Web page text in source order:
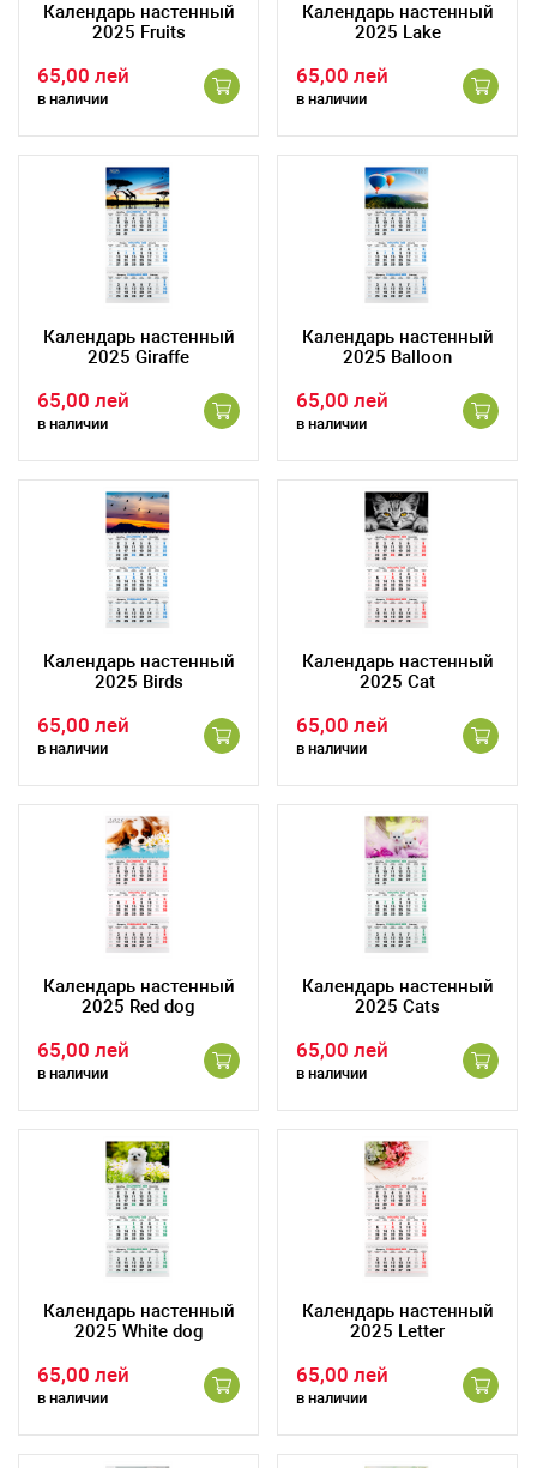
Календарь настенный
2025 Fruits
65,00 лей
в наличии
Календарь настенный
2025 Lake
65,00 лей
в наличии
Календарь настенный
2025 Giraffe
65,00 лей
в наличии
Календарь настенный
2025 Balloon
65,00 лей
в наличии
Календарь настенный
2025 Birds
65,00 лей
в наличии
Календарь настенный
2025 Cat
65,00 лей
в наличии
Календарь настенный
2025 Red dog
65,00 лей
в наличии
Календарь настенный
2025 Cats
65,00 лей
в наличии
Календарь настенный
2025 White dog
65,00 лей
в наличии
Календарь настенный
2025 Letter
65,00 лей
в наличии